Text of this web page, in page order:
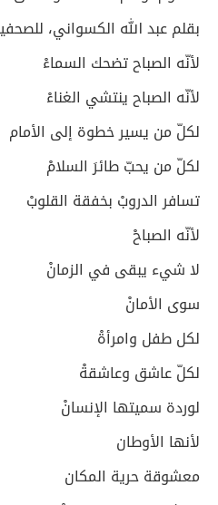
بقلم عبد الله الكسواني،
لأنّه الصباح تضحك السماءْ
لأنّه الصباح ينتشي الغناءْ
لكلّ من يسير خطوة إلى الأمام
لكلّ من يحبّ طائرَ السلامْ
تسافر الدروبْ بخفقة القلوبْ
لأنّه الصباحْ
لا شيء يبقى في الزمانْ
سوى الأمانْ
لكل طفل وامرأةْ
لكلّ عاشق وعاشقةْ
لوردة سميتها الإنسانْ
لأنها الأوطان
معشوقة حرية المكان